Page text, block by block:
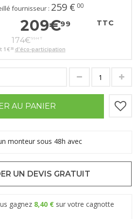
fournisseur : 259 € 00
209€99 TTC
174€99 HT
1€ 30 d'éco-participation
AU PANIER
monteur sous 48h avec
UN DEVIS GRATUIT
gagnez 8,40 € sur votre cagnotte